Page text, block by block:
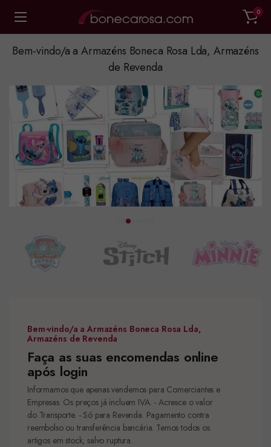
0
Bem-vindo/a a Armazéns Boneca Rosa Lda, Armazéns
de Revenda
Bem-vindo/a a Armazéns Boneca Rosa Lda,
Armazéns de Revenda
Faça as suas encomendas online
após login
Informamos que apenas vendemos para Comerciantes e
Empresas. Os preços já incluem IVA. - Acresce o valor
do Transporte. - Só para Revenda. Pagamento contra
reembolso ou transferência bancária. Temos todos os
artigos em stock, salvo ruptura.